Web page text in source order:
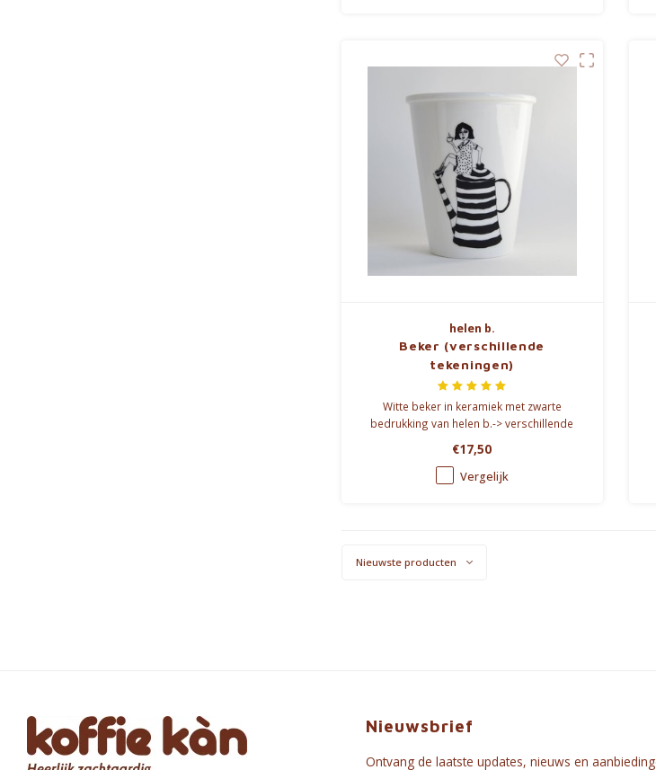
helen b.
Beker (verschillende
tekeningen)
Witte beker in keramiek met zwarte
bedrukking van helen b.-> verschillende
€17,50
Vergelijk
Nieuwste producten
Nieuwsbrief
Ontvang de laatste updates, nieuws en